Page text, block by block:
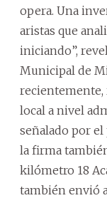
opera. Una
aristas que
iniciando”,
Municipal de
local a nivel
señalado por
la firma
kilómetro 18
también envió